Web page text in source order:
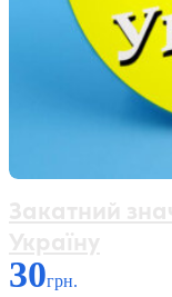
30грн.